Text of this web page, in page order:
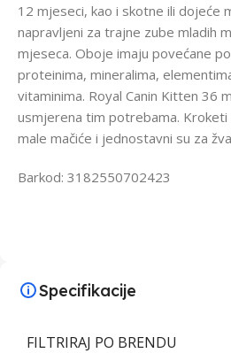
12 mjeseci, kao i skotne ili dojeće
napravljeni za trajne zube mladih
mjeseca. Oboje imaju povećane
proteinima, mineralima,
vitaminima. Royal Canin Kitten 36
usmjerena tim potrebama. Kroketi
male mačiće i jednostavni su za
Barkod: 3182550702423
Specifikacije
FILTRIRAJ PO BRENDU